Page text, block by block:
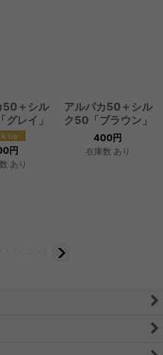
50＋シル
レイ」
円
あり
アルパカ50＋シル
ク50「ブラウン」
400円
在庫数 あり